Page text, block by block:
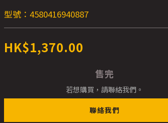
型號：4580416940887
HK$1,370.00
售完
若想購買，請聯絡我們。
聯絡我們